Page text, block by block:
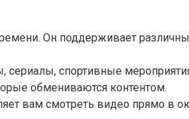
Он поддерживает
сериалы, спортивные
обмениваются контентом.
вам смотреть видео прямо в